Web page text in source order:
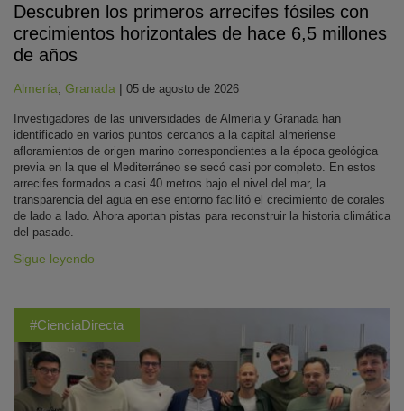
Descubren los primeros arrecifes fósiles con
crecimientos horizontales de hace 6,5 millones
de años
Almería Granada | 05 de agosto de 2026
Investigadores de las universidades de Almería y Granada han
identificado en varios puntos cercanos a la capital almeriense
afloramientos de origen marino correspondientes a la época geológica
previa en la que el Mediterráneo se secó casi por completo. En estos
arrecifes formados a casi 40 metros bajo el nivel del mar, la
transparencia del agua en ese entorno facilitó el crecimiento de corales
de lado a lado. Ahora aportan pistas para reconstruir la historia climática
del pasado.
Sigue leyendo
#CienciaDirecta